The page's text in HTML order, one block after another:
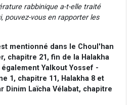
rabbinique a-t-elle traité
pouvez-vous en rapporter les
mentionné dans le Choul'han
chapitre 21, fin de la Halakha
Yalkout Yossef -
1, chapitre 11, Halakha 8 et
Dinim Laïcha Vélabat, chapitre